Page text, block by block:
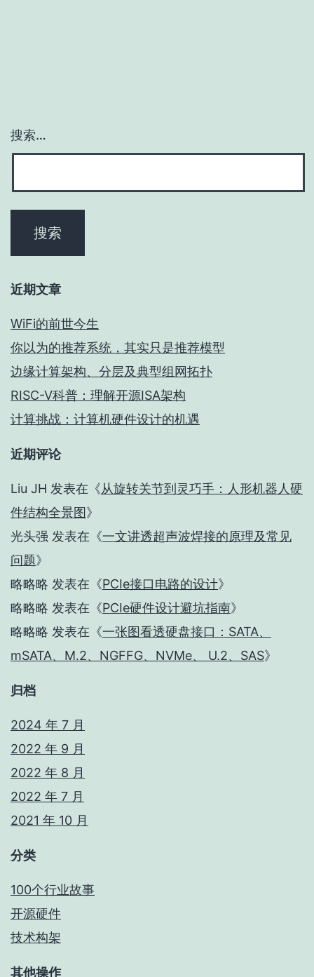
搜索…
近期文章
WiFi的前世今生
你以为的推荐系统，其实只是推荐模型
边缘计算架构、分层及典型组网拓扑
RISC-V科普：理解开源ISA架构
计算挑战：计算机硬件设计的机遇
近期评论
Liu JH 发表在《从旋转关节到灵巧手：人形机器人硬
件结构全景图》
光头强 发表在《一文讲透超声波焊接的原理及常见
问题》
略略略 发表在《PCIe接口电路的设计》
略略略 发表在《PCIe硬件设计避坑指南》
略略略 发表在《一张图看透硬盘接口：SATA、
mSATA、M.2、NGFFG、NVMe、 U.2、SAS》
归档
2024 年 7 月
2022 年 9 月
2022 年 8 月
2022 年 7 月
2021 年 10 月
分类
100个行业故事
开源硬件
技术构架
其他操作